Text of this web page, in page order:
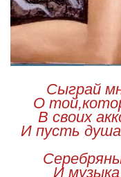
Сыграй
О
В своих
И пусть
И